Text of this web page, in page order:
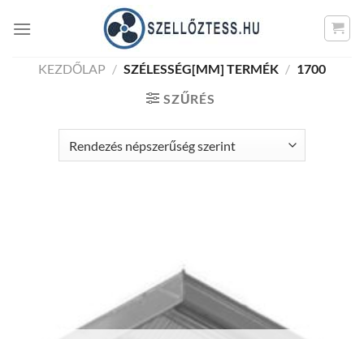
KEZDŐLAP / SZÉLESSÉG[MM] TERMÉK / 1700
SZŰRÉS